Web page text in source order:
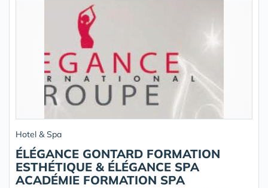
Hotel & Spa
ÉLÉGANCE GONTARD FORMATION
ESTHÉTIQUE & ÉLÉGANCE SPA
ACADÉMIE FORMATION SPA